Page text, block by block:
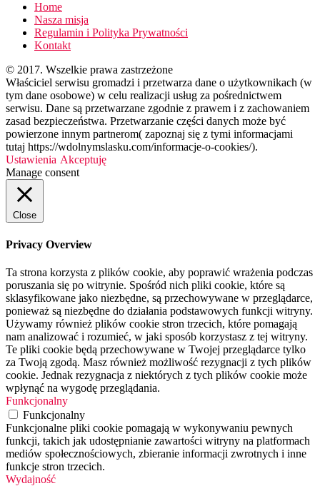
Home
Nasza misja
Regulamin i Polityka Prywatności
Kontakt
© 2017. Wszelkie prawa zastrzeżone
Właściciel serwisu gromadzi i przetwarza dane o użytkownikach (w
tym dane osobowe) w celu realizacji usług za pośrednictwem
serwisu. Dane są przetwarzane zgodnie z prawem i z zachowaniem
zasad bezpieczeństwa. Przetwarzanie części danych może być
powierzone innym partnerom( zapoznaj się z tymi informacjami
tutaj https://wdolnymslasku.com/informacje-o-cookies/).
Ustawienia Akceptuję
Manage consent
Close
Privacy Overview
Ta strona korzysta z plików cookie, aby poprawić wrażenia podczas
poruszania się po witrynie. Spośród nich pliki cookie, które są
sklasyfikowane jako niezbędne, są przechowywane w przeglądarce,
ponieważ są niezbędne do działania podstawowych funkcji witryny.
Używamy również plików cookie stron trzecich, które pomagają
nam analizować i rozumieć, w jaki sposób korzystasz z tej witryny.
Te pliki cookie będą przechowywane w Twojej przeglądarce tylko
za Twoją zgodą. Masz również możliwość rezygnacji z tych plików
cookie. Jednak rezygnacja z niektórych z tych plików cookie może
wpłynąć na wygodę przeglądania.
Funkcjonalny
Funkcjonalny
Funkcjonalne pliki cookie pomagają w wykonywaniu pewnych
funkcji, takich jak udostępnianie zawartości witryny na platformach
mediów społecznościowych, zbieranie informacji zwrotnych i inne
funkcje stron trzecich.
Wydajność